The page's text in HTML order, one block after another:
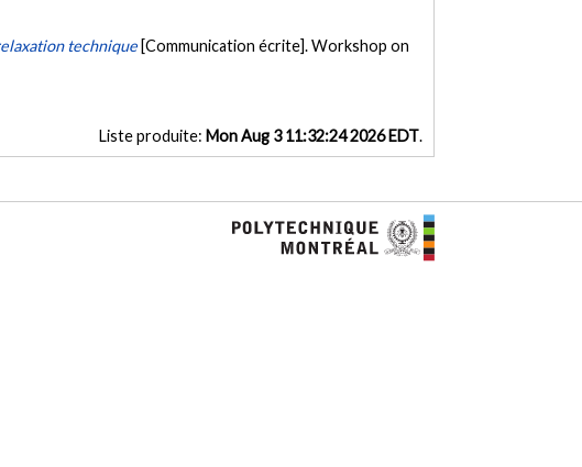
technique [Communication écrite]. Workshop on
Liste produite: Mon Aug 3 11:32:24 2026 EDT.